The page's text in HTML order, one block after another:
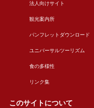
法人向けサイト
観光案内所
パンフレットダウンロード
ユニバーサルツーリズム
食の多様性
リンク集
このサイトについて